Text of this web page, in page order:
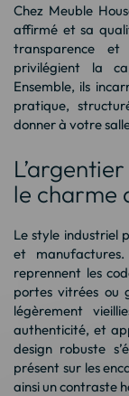
Chez Meuble
affirmé et sa
transparence
privilégient la
Ensemble, ils
pratique,
donner à votre
le charme
Le style industriel
et
reprennent les
portes vitrées ou
légèrement
authenticité, et
design robuste
présent sur les
ainsi un contraste